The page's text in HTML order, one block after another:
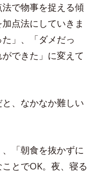
法で物事を捉える傾
点法にしていきま
」、「ダメだっ
できた」に変えて
、なかなか難しい
、「朝食を抜かずに
とでOK。夜、寝る